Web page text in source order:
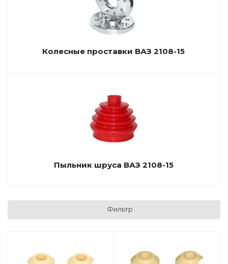
Колесные проставки ВАЗ 2108-15
Пыльник шруса ВАЗ 2108-15
Фильтр